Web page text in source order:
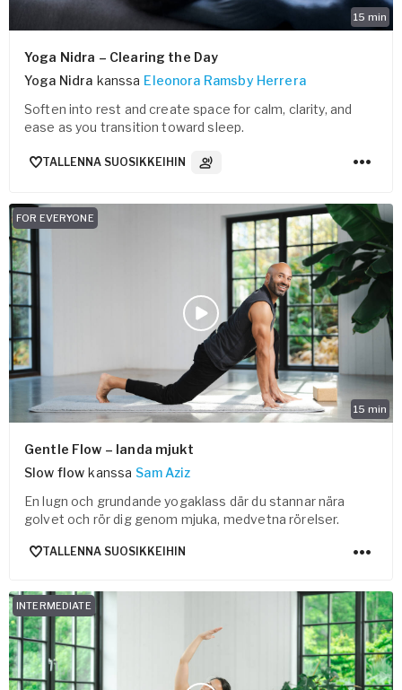
15 min
Yoga Nidra – Clearing the Day
Yoga Nidra kanssa Eleonora Ramsby Herrera
Soften into rest and create space for calm, clarity, and
ease as you transition toward sleep.
TALLENNA SUOSIKKEIHIN 3 Ääniraidat
15 min
FOR EVERYONE
Gentle Flow – landa mjukt
Slow flow kanssa Sam Aziz
En lugn och grundande yogaklass där du stannar nära
golvet och rör dig genom mjuka, medvetna rörelser.
TALLENNA SUOSIKKEIHIN
INTERMEDIATE